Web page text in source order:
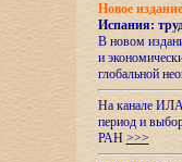
Новое
Испания:
В новом
и
глобальной
На канале
период и
РАН >>>